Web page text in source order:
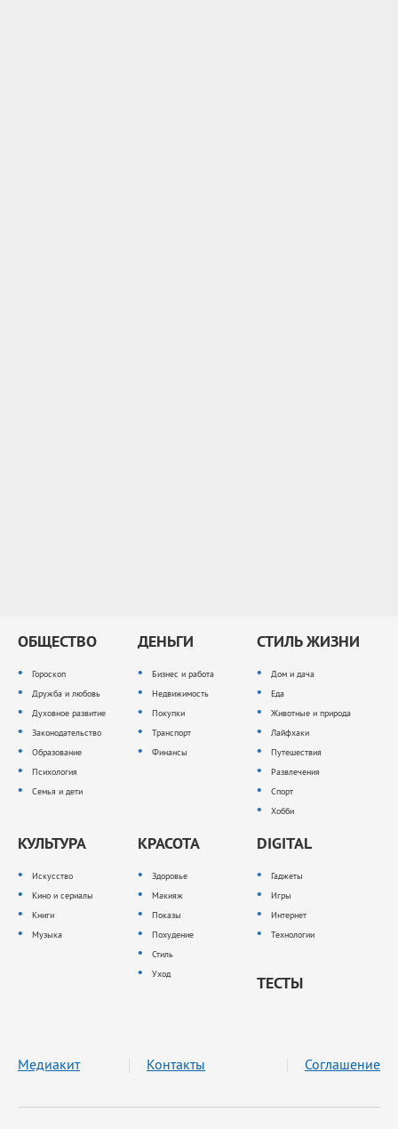
ОБЩЕСТВО
Гороскоп
Дружба и любовь
Духовное развитие
Законодательство
Образование
Психология
Семья и дети
ДЕНЬГИ
Бизнес и работа
Недвижимость
Покупки
Транспорт
Финансы
СТИЛЬ ЖИЗНИ
Дом и дача
Еда
Животные и природа
Лайфхаки
Путешествия
Развлечения
Спорт
Хобби
КУЛЬТУРА
Искусство
Кино и сериалы
Книги
Музыка
КРАСОТА
Здоровье
Макияж
Показы
Похудение
Стиль
Уход
DIGITAL
Гаджеты
Игры
Интернет
Технологии
ТЕСТЫ
Медиакит Контакты Соглашение